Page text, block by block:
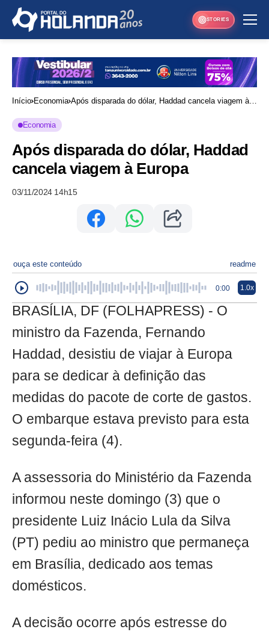
STORIES
Início Economia Após disparada do dólar, Haddad cancela viagem à
Economia
Após disparada do dólar, Haddad
cancela viagem à Europa
03/11/2024 14h15
ouça este conteúdo readme
0:00 1.0x
BRASÍLIA, DF (FOLHAPRESS) - O
ministro da Fazenda, Fernando
Haddad, desistiu de viajar à Europa
para se dedicar à definição das
medidas do pacote de corte de gastos.
O embarque estava previsto para esta
segunda-feira (4).
A assessoria do Ministério da Fazenda
informou neste domingo (3) que o
presidente Luiz Inácio Lula da Silva
(PT) pediu ao ministro que permaneça
em Brasília, dedicado aos temas
domésticos.
A decisão ocorre após estresse do